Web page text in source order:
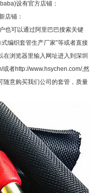
设有官方店铺：
店铺：
也可以通过阿里巴巴搜索关键
式编织套管生产厂家”等或者直接
浏览器里输入网址进入到深圳
者http://www.hsychen.com/,然
随意购买我们公司的套管，质量